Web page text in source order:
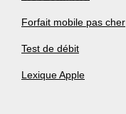
Forfait mobile pas cher
Test de débit
Lexique Apple